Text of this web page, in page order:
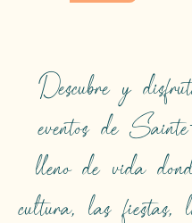
Descubre y
eventos de
lleno de vida
cultura, las fiestas,